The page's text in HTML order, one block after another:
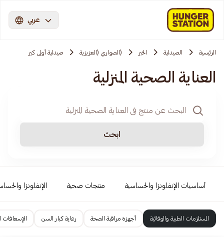
عربي
الرئيسية الصيدلية الخبر (الصواري (العزيزية صيدلية أولى كير
العناية الصحية المنزلية
ابحث
أساسيات الإنفلونزا والحساسية منتجات صحية الإنفلونزا
المستلزمات الطبية والوقائية أجهزة مراقبة الصحة رعاية كبار السن الإسعافات